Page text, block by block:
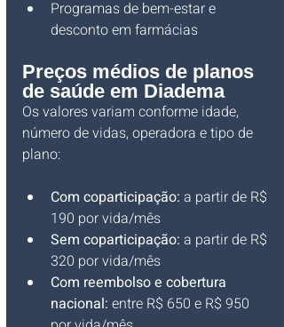
Programas de bem-estar e
desconto em farmácias
Preços médios de planos
de saúde em Diadema
Os valores variam conforme idade,
número de vidas, operadora e tipo de
plano:
Com coparticipação: a partir de R$
190 por vida/mês
Sem coparticipação: a partir de R$
320 por vida/mês
Com reembolso e cobertura
nacional: entre R$ 650 e R$ 950